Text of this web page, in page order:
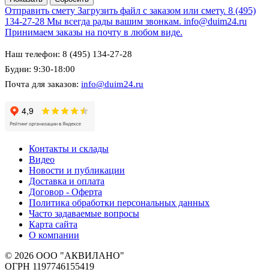
Отправить смету Загрузить файл с заказом или смету. 8 (495)
134-27-28 Мы всегда рады вашим звонкам. info@duim24.ru
Принимаем заказы на почту в любом виде.
Наш телефон: 8 (495) 134-27-28
Будни: 9:30-18:00
Почта для заказов: info@duim24.ru
Контакты и склады
Видео
Новости и публикации
Доставка и оплата
Договор - Оферта
Политика обработки персональных данных
Часто задаваемые вопросы
Карта сайта
О компании
© 2026 ООО "АКВИЛАНО"
ОГРН 1197746155419